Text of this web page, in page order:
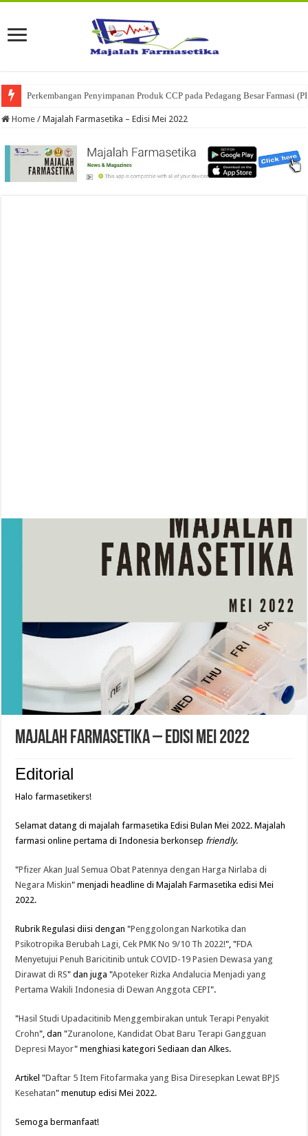
Perkembangan Penyimpanan Produk CCP pada Pedagang Besar Farmasi
Home / Majalah Farmasetika – Edisi Mei 2022
Majalah Farmasetika – Edisi Mei 2022
Editorial
Halo farmasetikers!
Selamat datang di majalah farmasetika Edisi Bulan Mei 2022. Majalah
farmasi online pertama di Indonesia berkonsep friendly.
"Pfizer Akan Jual Semua Obat Patennya dengan Harga Nirlaba di
Negara Miskin" menjadi headline di Majalah Farmasetika edisi Mei
2022.
Rubrik Regulasi diisi dengan "Penggolongan Narkotika dan
Psikotropika Berubah Lagi, Cek PMK No 9/10 Th 2022!", "FDA
Menyetujui Penuh Baricitinib untuk COVID-19 Pasien Dewasa yang
Dirawat di RS" dan juga "Apoteker Rizka Andalucia Menjadi yang
Pertama Wakili Indonesia di Dewan Anggota CEPI".
"Hasil Studi Upadacitinib Menggembirakan untuk Terapi Penyakit
Crohn", dan "Zuranolone, Kandidat Obat Baru Terapi Gangguan
Depresi Mayor" menghiasi kategori Sediaan dan Alkes.
Artikel "Daftar 5 Item Fitofarmaka yang Bisa Diresepkan Lewat BPJS
Kesehatan" menutup edisi Mei 2022.
Semoga bermanfaat!